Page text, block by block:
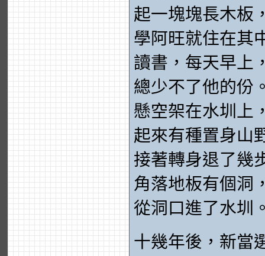
起一塊塊長木板
學阿旺就住在其
讀書，每天早上
總少不了他的份
懸空架在水圳上
起來有種置身山
接著轉身退了幾
角落地板有個洞
從洞口進了水圳
十幾年後，新當